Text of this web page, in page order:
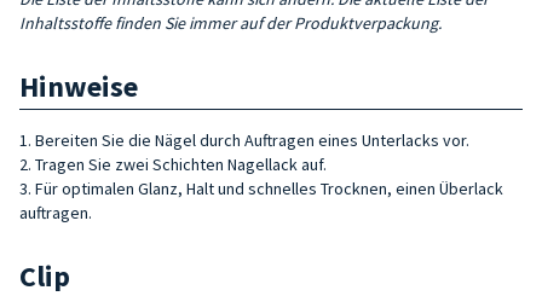
Inhaltsstoffe finden Sie immer auf der Produktverpackung.
Hinweise
1. Bereiten Sie die Nägel durch Auftragen eines Unterlacks vor.
2. Tragen Sie zwei Schichten Nagellack auf.
3. Für optimalen Glanz, Halt und schnelles Trocknen, einen Überlack
auftragen.
Clip